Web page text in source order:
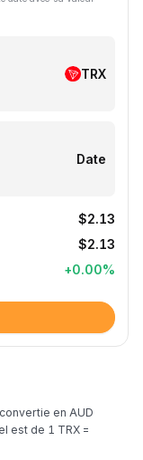
TRX
Date
$2.13
$2.13
+0.00%
en AUD
est de 1 TRX =